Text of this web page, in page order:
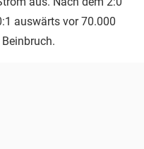
auswärts vor 70.000